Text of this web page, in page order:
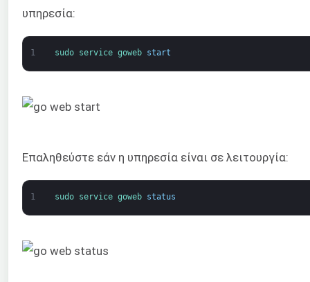
υπηρεσία:
1 sudo service goweb start
Επαληθεύστε εάν η υπηρεσία είναι σε λειτουργία:
1 sudo service goweb status